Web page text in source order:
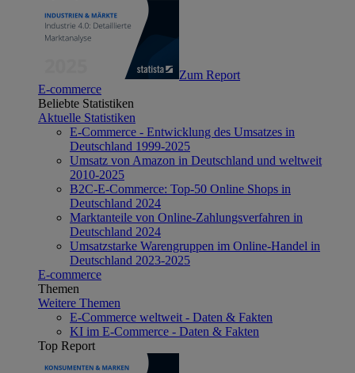
Zum Report
E-commerce
Beliebte Statistiken
Aktuelle Statistiken
E-Commerce - Entwicklung des Umsatzes in
Deutschland 1999-2025
Umsatz von Amazon in Deutschland und weltweit
2010-2025
B2C-E-Commerce: Top-50 Online Shops in
Deutschland 2024
Marktanteile von Online-Zahlungsverfahren in
Deutschland 2024
Umsatzstarke Warengruppen im Online-Handel in
Deutschland 2023-2025
E-commerce
Themen
Weitere Themen
E-Commerce weltweit - Daten & Fakten
KI im E-Commerce - Daten & Fakten
Top Report